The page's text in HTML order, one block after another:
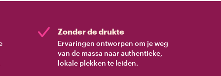
Zonder de drukte
Ervaringen ontworpen om je weg
van de massa naar authentieke,
lokale plekken te leiden.